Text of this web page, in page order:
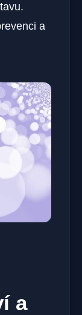
a
a